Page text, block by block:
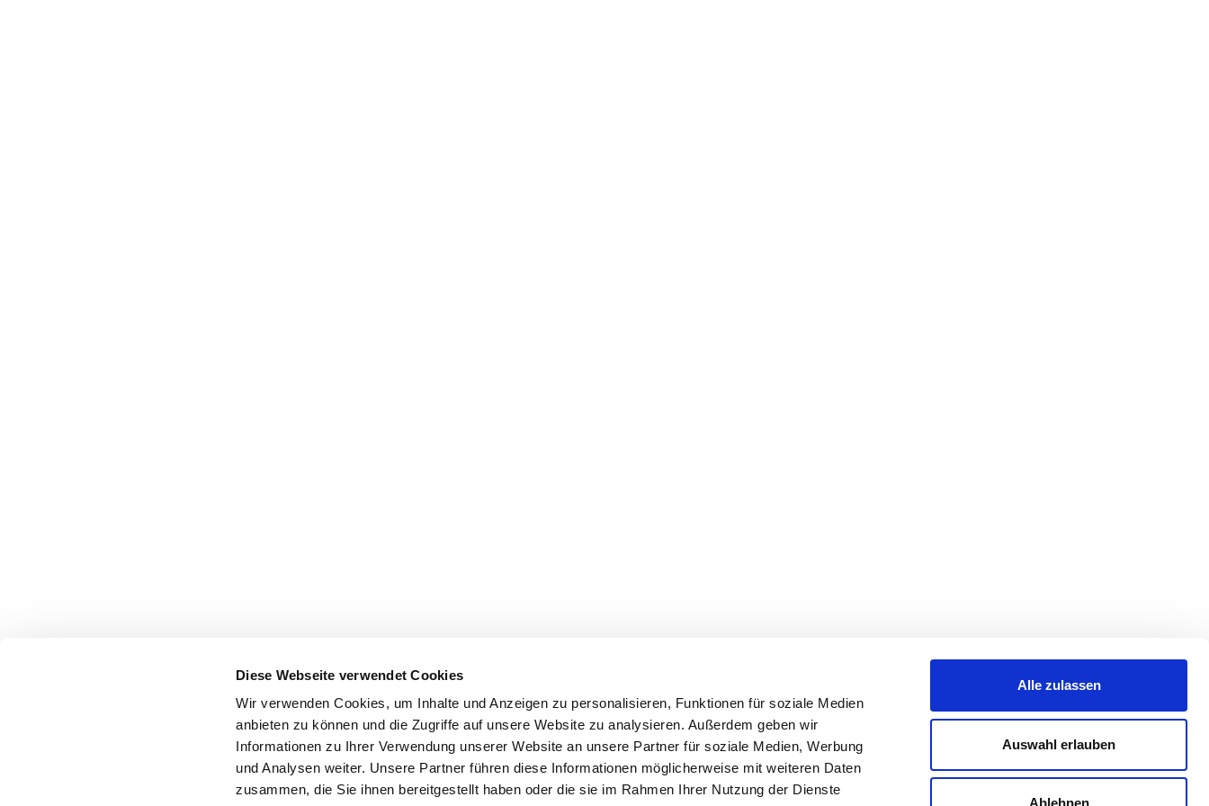
Diese Webseite verwendet Cookies
Wir verwenden Cookies, um Inhalte und Anzeigen zu personalisieren, Funktionen für soziale Medien
anbieten zu können und die Zugriffe auf unsere Website zu analysieren. Außerdem geben wir
Informationen zu Ihrer Verwendung unserer Website an unsere Partner für soziale Medien, Werbung
und Analysen weiter. Unsere Partner führen diese Informationen möglicherweise mit weiteren Daten
zusammen, die Sie ihnen bereitgestellt haben oder die sie im Rahmen Ihrer Nutzung der Dienste
Alle zulassen
Auswahl erlauben
Ablehnen